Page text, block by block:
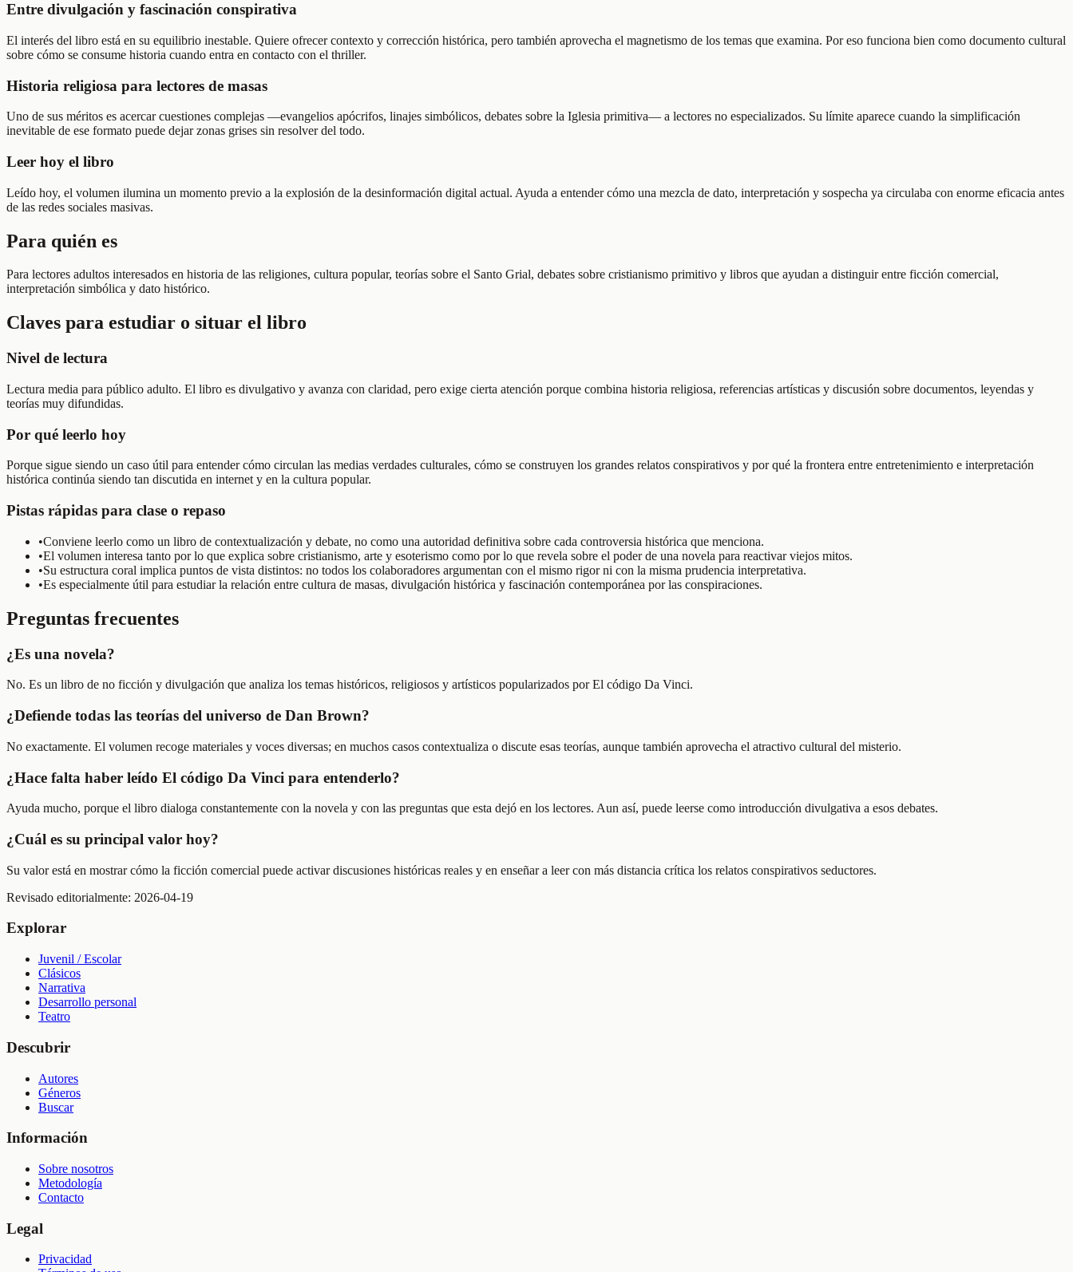
Entre divulgación y fascinación conspirativa
El interés del libro está en su equilibrio inestable. Quiere ofrecer contexto y corrección histórica, pero también aprovecha el magnetismo de los temas que examina. Por eso funciona bien como documento cultural
sobre cómo se consume historia cuando entra en contacto con el thriller.
Historia religiosa para lectores de masas
Uno de sus méritos es acercar cuestiones complejas —evangelios apócrifos, linajes simbólicos, debates sobre la Iglesia primitiva— a lectores no especializados. Su límite aparece cuando la simplificación
inevitable de ese formato puede dejar zonas grises sin resolver del todo.
Leer hoy el libro
Leído hoy, el volumen ilumina un momento previo a la explosión de la desinformación digital actual. Ayuda a entender cómo una mezcla de dato, interpretación y sospecha ya circulaba con enorme eficacia antes
de las redes sociales masivas.
Para quién es
Para lectores adultos interesados en historia de las religiones, cultura popular, teorías sobre el Santo Grial, debates sobre cristianismo primitivo y libros que ayudan a distinguir entre ficción comercial,
interpretación simbólica y dato histórico.
Claves para estudiar o situar el libro
Nivel de lectura
Lectura media para público adulto. El libro es divulgativo y avanza con claridad, pero exige cierta atención porque combina historia religiosa, referencias artísticas y discusión sobre documentos, leyendas y
teorías muy difundidas.
Por qué leerlo hoy
Porque sigue siendo un caso útil para entender cómo circulan las medias verdades culturales, cómo se construyen los grandes relatos conspirativos y por qué la frontera entre entretenimiento e interpretación
histórica continúa siendo tan discutida en internet y en la cultura popular.
Pistas rápidas para clase o repaso
•Conviene leerlo como un libro de contextualización y debate, no como una autoridad definitiva sobre cada controversia histórica que menciona.
•El volumen interesa tanto por lo que explica sobre cristianismo, arte y esoterismo como por lo que revela sobre el poder de una novela para reactivar viejos mitos.
•Su estructura coral implica puntos de vista distintos: no todos los colaboradores argumentan con el mismo rigor ni con la misma prudencia interpretativa.
•Es especialmente útil para estudiar la relación entre cultura de masas, divulgación histórica y fascinación contemporánea por las conspiraciones.
Preguntas frecuentes
¿Es una novela?
No. Es un libro de no ficción y divulgación que analiza los temas históricos, religiosos y artísticos popularizados por El código Da Vinci.
¿Defiende todas las teorías del universo de Dan Brown?
No exactamente. El volumen recoge materiales y voces diversas; en muchos casos contextualiza o discute esas teorías, aunque también aprovecha el atractivo cultural del misterio.
¿Hace falta haber leído El código Da Vinci para entenderlo?
Ayuda mucho, porque el libro dialoga constantemente con la novela y con las preguntas que esta dejó en los lectores. Aun así, puede leerse como introducción divulgativa a esos debates.
¿Cuál es su principal valor hoy?
Su valor está en mostrar cómo la ficción comercial puede activar discusiones históricas reales y en enseñar a leer con más distancia crítica los relatos conspirativos seductores.
Revisado editorialmente: 2026-04-19
Explorar
Juvenil / Escolar
Clásicos
Narrativa
Desarrollo personal
Teatro
Descubrir
Autores
Géneros
Buscar
Información
Sobre nosotros
Metodología
Contacto
Legal
Privacidad